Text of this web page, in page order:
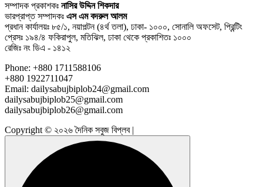
সম্পাদক প্রকাশকঃ নাসির উদ্দিন শিকদার
ভারপ্রাপ্ত সম্পাদকঃ এস এম বদরুল আলম
প্রধান কার্যালয়ঃ ৮৫/১, নয়াপল্টন (৪র্থ তলা), ঢাকা- ১০০০, সোনালি অফসেট, প্রিন্টিং
প্রেসঃ ১৯৪/৪ ফকিরাপুল, মতিঝিল, ঢাকা থেকে প্রকাশিতঃ ১০০০
রেজিঃ নং ডিএ - ১৪১২
Phone: +880 1711588106
+880 1922711047
Email: dailysabujbiplob24@gmail.com
dailysabujbiplob25@gmail.com
dailysabujbiplob26@gmail.com
Copyright © ২০২৬ দৈনিক সবুজ বিপ্লব |